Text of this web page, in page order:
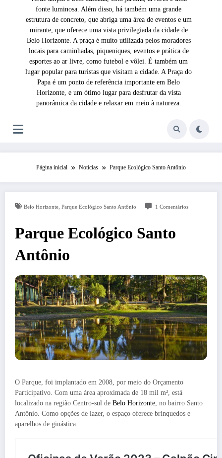
fonte luminosa. Além disso, há também uma grande
estrutura de concreto, que abriga uma área de eventos e um
mirante, que oferece uma vista privilegiada da cidade de
Belo Horizonte. A praça é muito utilizada pelos moradores
locais para caminhadas, piqueniques, eventos e prática de
esportes ao ar livre, como futebol e vôlei. É também um
lugar popular para turistas que visitam a cidade. A Praça do
Papa é um ponto de referência importante em Belo
Horizonte, e um ótimo lugar para desfrutar da vista
panorâmica da cidade e relaxar em meio à natureza.
Página inicial Notícias Parque Ecológico Santo Antônio
Belo Horizonte, Parque Ecológico Santo Antônio 1 Comentários
Parque Ecológico Santo
Antônio
O Parque, foi implantado em 2008, por meio do Orçamento
Participativo. Com uma área aproximada de 18 mil m², está
localizado na região Centro-sul de Belo Horizonte , no bairro Santo
Antônio. Como opções de lazer, o espaço oferece brinquedos e
aparelhos de ginástica.